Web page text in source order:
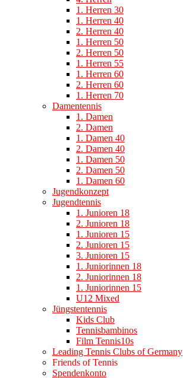
1. Herren 30
1. Herren 40
2. Herren 40
1. Herren 50
2. Herren 50
1. Herren 55
1. Herren 60
2. Herren 60
1. Herren 70
Damentennis
1. Damen
2. Damen
1. Damen 40
2. Damen 40
1. Damen 50
2. Damen 50
1. Damen 60
Jugendkonzept
Jugendtennis
1. Junioren 18
2. Junioren 18
1. Junioren 15
2. Junioren 15
3. Junioren 15
1. Juniorinnen 18
2. Juniorinnen 18
1. Juniorinnen 15
U12 Mixed
Jüngstentennis
Kids Club
Tennisbambinos
Film Tennis10s
Leading Tennis Clubs of Germany
Friends of Tennis
Spendenkonto